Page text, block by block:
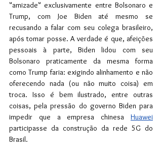
"amizade" exclusivamente entre Bolsonaro e
Trump, com Joe Biden até mesmo se
recusando a falar com seu colega brasileiro,
após tomar posse. A verdade é que, afeições
pessoais à parte, Biden lidou com seu
Bolsonaro praticamente da mesma forma
como Trump faria: exigindo alinhamento e não
oferecendo nada (ou não muito coisa) em
troca. Isso é bem ilustrado, entre outras
coisas, pela pressão do governo Biden para
impedir que a empresa chinesa Huawei
participasse da construção da rede 5G do
Brasil.